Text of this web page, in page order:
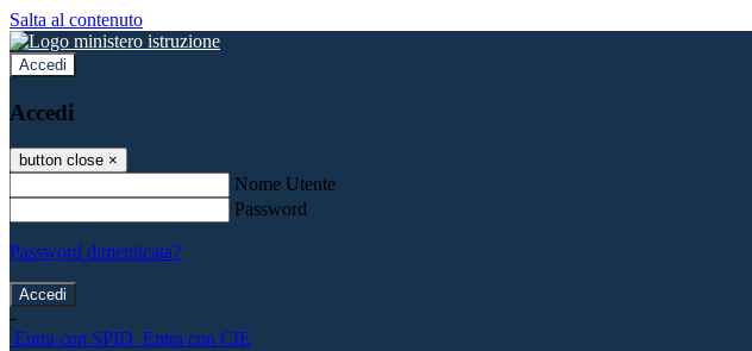
Salta al contenuto
Accedi
Accedi
button close ×
Nome Utente
Password
Password dimenticata?
-
Entra con SPID Entra con CIE